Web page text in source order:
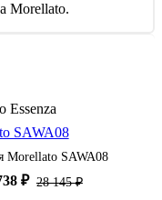
Morellato.
Essenza
Morellato SAWA08
₽ 28 145 ₽